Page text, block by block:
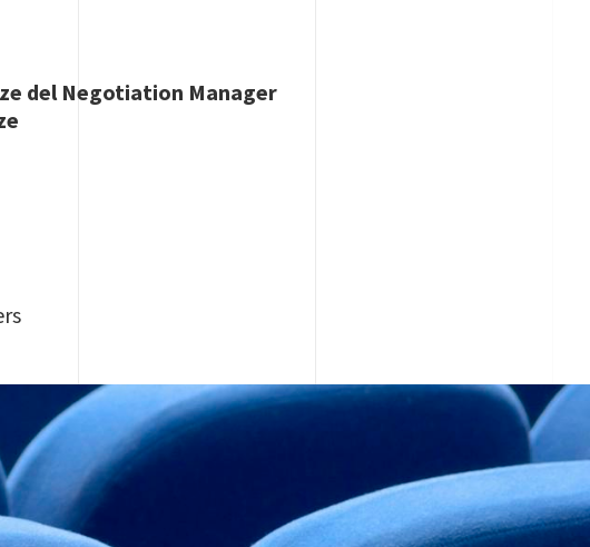
del Negotiation Manager